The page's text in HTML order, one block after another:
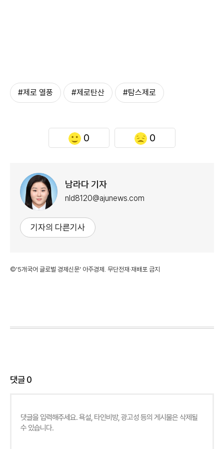
#제로 열풍 #제로탄산 #탐스제로
0 0
남라다 기자
nld8120@ajunews.com
기자의 다른기사
©'5개국어 글로벌 경제신문' 아주경제. 무단전재·재배포 금지
댓글0